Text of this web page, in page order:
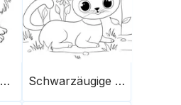
Golden-Retriever-Welpe Schwarzäugige Katze